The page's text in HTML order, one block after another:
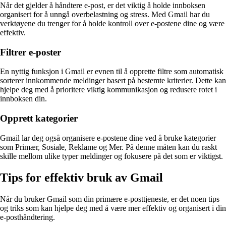
Når det gjelder å håndtere e-post, er det viktig å holde innboksen
organisert for å unngå overbelastning og stress. Med Gmail har du
verktøyene du trenger for å holde kontroll over e-postene dine og være
effektiv.
Filtrer e-poster
En nyttig funksjon i Gmail er evnen til å opprette filtre som automatisk
sorterer innkommende meldinger basert på bestemte kriterier. Dette kan
hjelpe deg med å prioritere viktig kommunikasjon og redusere rotet i
innboksen din.
Opprett kategorier
Gmail lar deg også organisere e-postene dine ved å bruke kategorier
som Primær, Sosiale, Reklame og Mer. På denne måten kan du raskt
skille mellom ulike typer meldinger og fokusere på det som er viktigst.
Tips for effektiv bruk av Gmail
Når du bruker Gmail som din primære e-posttjeneste, er det noen tips
og triks som kan hjelpe deg med å være mer effektiv og organisert i din
e-posthåndtering.